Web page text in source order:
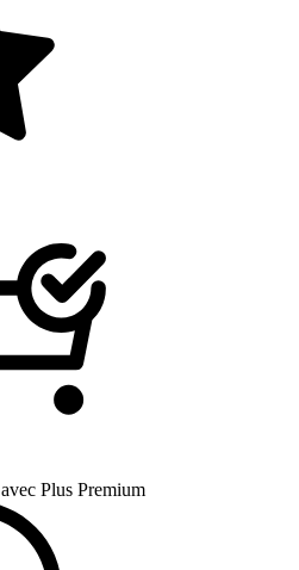
avec Plus Premium